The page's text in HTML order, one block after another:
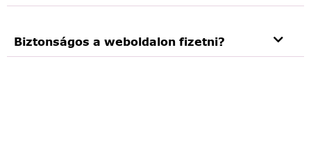
Biztonságos a weboldalon fizetni?